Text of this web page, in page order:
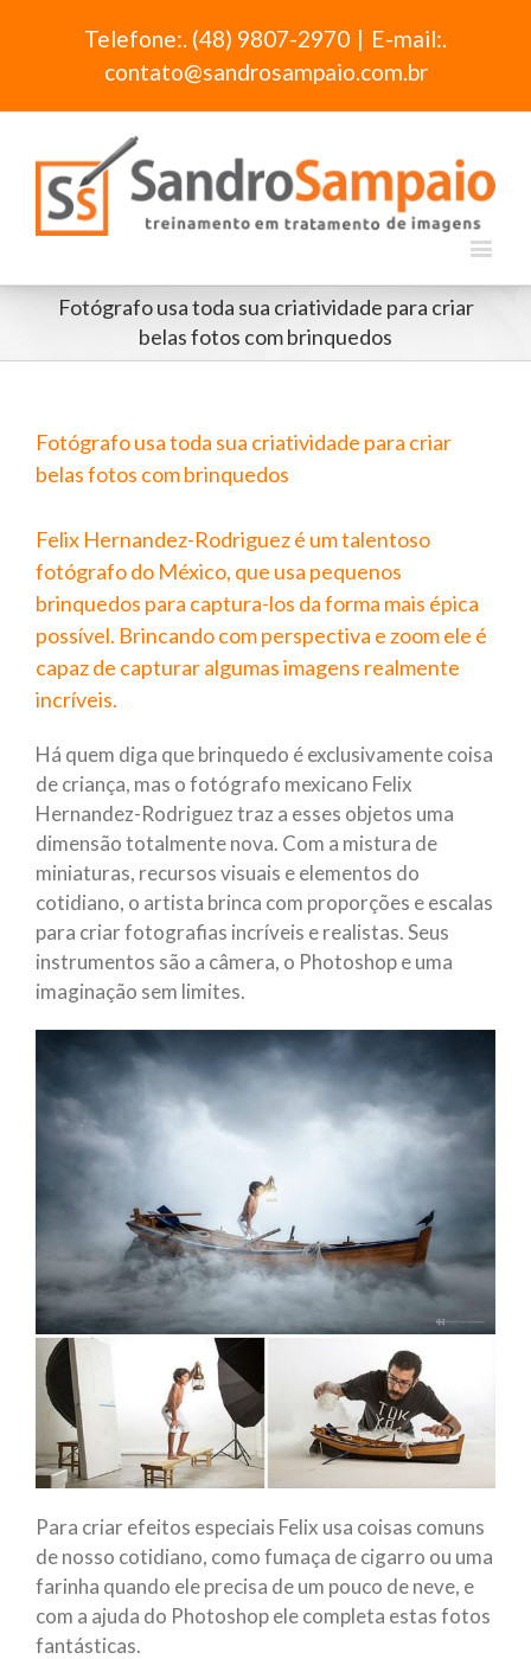
Telefone:. (48) 9807-2970 | E-mail:.
contato@sandrosampaio.com.br
Fotógrafo usa toda sua criatividade para criar
belas fotos com brinquedos
Fotógrafo usa toda sua criatividade para criar
belas fotos com brinquedos
Felix Hernandez-Rodriguez é um talentoso
fotógrafo do México, que usa pequenos
brinquedos para captura-los da forma mais épica
possível. Brincando com perspectiva e zoom ele é
capaz de capturar algumas imagens realmente
incríveis.
Há quem diga que brinquedo é exclusivamente coisa
de criança, mas o fotógrafo mexicano Felix
Hernandez-Rodriguez traz a esses objetos uma
dimensão totalmente nova. Com a mistura de
miniaturas, recursos visuais e elementos do
cotidiano, o artista brinca com proporções e escalas
para criar fotografias incríveis e realistas. Seus
instrumentos são a câmera, o Photoshop e uma
imaginação sem limites.
Para criar efeitos especiais Felix usa coisas comuns
de nosso cotidiano, como fumaça de cigarro ou uma
farinha quando ele precisa de um pouco de neve, e
com a ajuda do Photoshop ele completa estas fotos
fantásticas.